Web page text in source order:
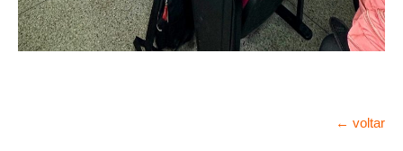
← voltar